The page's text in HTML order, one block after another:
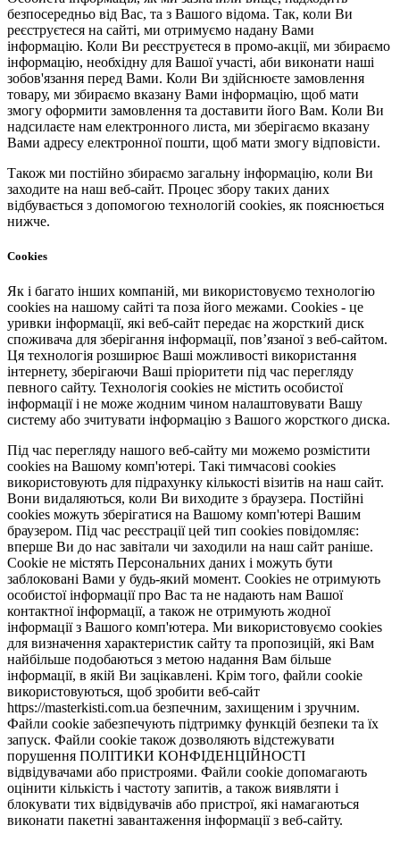
безпосередньо від Вас, та з Вашого відома. Так, коли Ви
реєструєтеся на сайті, ми отримуємо надану Вами
інформацію. Коли Ви реєструєтеся в промо-акції, ми збираємо
інформацію, необхідну для Вашої участі, аби виконати наші
зобов'язання перед Вами. Коли Ви здійснюєте замовлення
товару, ми збираємо вказану Вами інформацію, щоб мати
змогу оформити замовлення та доставити його Вам. Коли Ви
надсилаєте нам електронного листа, ми зберігаємо вказану
Вами адресу електронної пошти, щоб мати змогу відповісти.
Також ми постійно збираємо загальну інформацію, коли Ви
заходите на наш веб-сайт. Процес збору таких даних
відбувається з допомогою технологій cookies, як пояснюється
нижче.
Cookies
Як і багато інших компаній, ми використовуємо технологію
cookies на нашому сайті та поза його межами. Cookies - це
уривки інформації, які веб-сайт передає на жорсткий диск
споживача для зберігання інформації, пов’язаної з веб-сайтом.
Ця технологія розширює Ваші можливості використання
інтернету, зберігаючи Ваші пріоритети під час перегляду
певного сайту. Технологія cookies не містить особистої
інформації і не може жодним чином налаштовувати Вашу
систему або зчитувати інформацію з Вашого жорсткого диска.
Під час перегляду нашого веб-сайту ми можемо розмістити
cookies на Вашому комп'ютері. Такі тимчасові cookies
використовують для підрахунку кількості візитів на наш сайт.
Вони видаляються, коли Ви виходите з браузера. Постійні
cookies можуть зберігатися на Вашому комп'ютері Вашим
браузером. Під час реєстрації цей тип cookies повідомляє:
вперше Ви до нас завітали чи заходили на наш сайт раніше.
Cookie не містять Персональних даних і можуть бути
заблоковані Вами у будь-який момент. Сookies не отримують
особистої інформації про Вас та не надають нам Вашої
контактної інформації, а також не отримують жодної
інформації з Вашого комп'ютера. Ми використовуємо cookies
для визначення характеристик сайту та пропозицій, які Вам
найбільше подобаються з метою надання Вам більше
інформації, в якій Ви зацікавлені. Крім того, файли cookie
використовуються, щоб зробити веб-сайт
https://masterkisti.com.ua безпечним, захищеним і зручним.
Файли cookie забезпечують підтримку функцій безпеки та їх
запуск. Файли cookie також дозволяють відстежувати
порушення ПОЛІТИКИ КОНФІДЕНЦІЙНОСТІ
відвідувачами або пристроями. Файли cookie допомагають
оцінити кількість і частоту запитів, а також виявляти і
блокувати тих відвідувачів або пристрої, які намагаються
виконати пакетні завантаження інформації з веб-сайту.